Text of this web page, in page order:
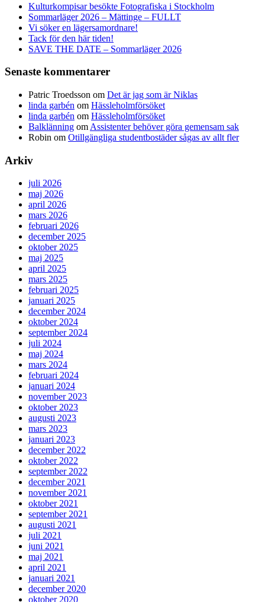
Kulturkompisar besökte Fotografiska i Stockholm
Sommarläger 2026 – Mättinge – FULLT
Vi söker en lägersamordnare!
Tack för den här tiden!
SAVE THE DATE – Sommarläger 2026
Senaste kommentarer
Patric Troedsson om Det är jag som är Niklas
linda garbén om Hässleholmförsöket
linda garbén om Hässleholmförsöket
Balklänning om Assistenter behöver göra gemensam sak
Robin om Otillgängliga studentbostäder sågas av allt fler
Arkiv
juli 2026
maj 2026
april 2026
mars 2026
februari 2026
december 2025
oktober 2025
maj 2025
april 2025
mars 2025
februari 2025
januari 2025
december 2024
oktober 2024
september 2024
juli 2024
maj 2024
mars 2024
februari 2024
januari 2024
november 2023
oktober 2023
augusti 2023
mars 2023
januari 2023
december 2022
oktober 2022
september 2022
december 2021
november 2021
oktober 2021
september 2021
augusti 2021
juli 2021
juni 2021
maj 2021
april 2021
januari 2021
december 2020
oktober 2020